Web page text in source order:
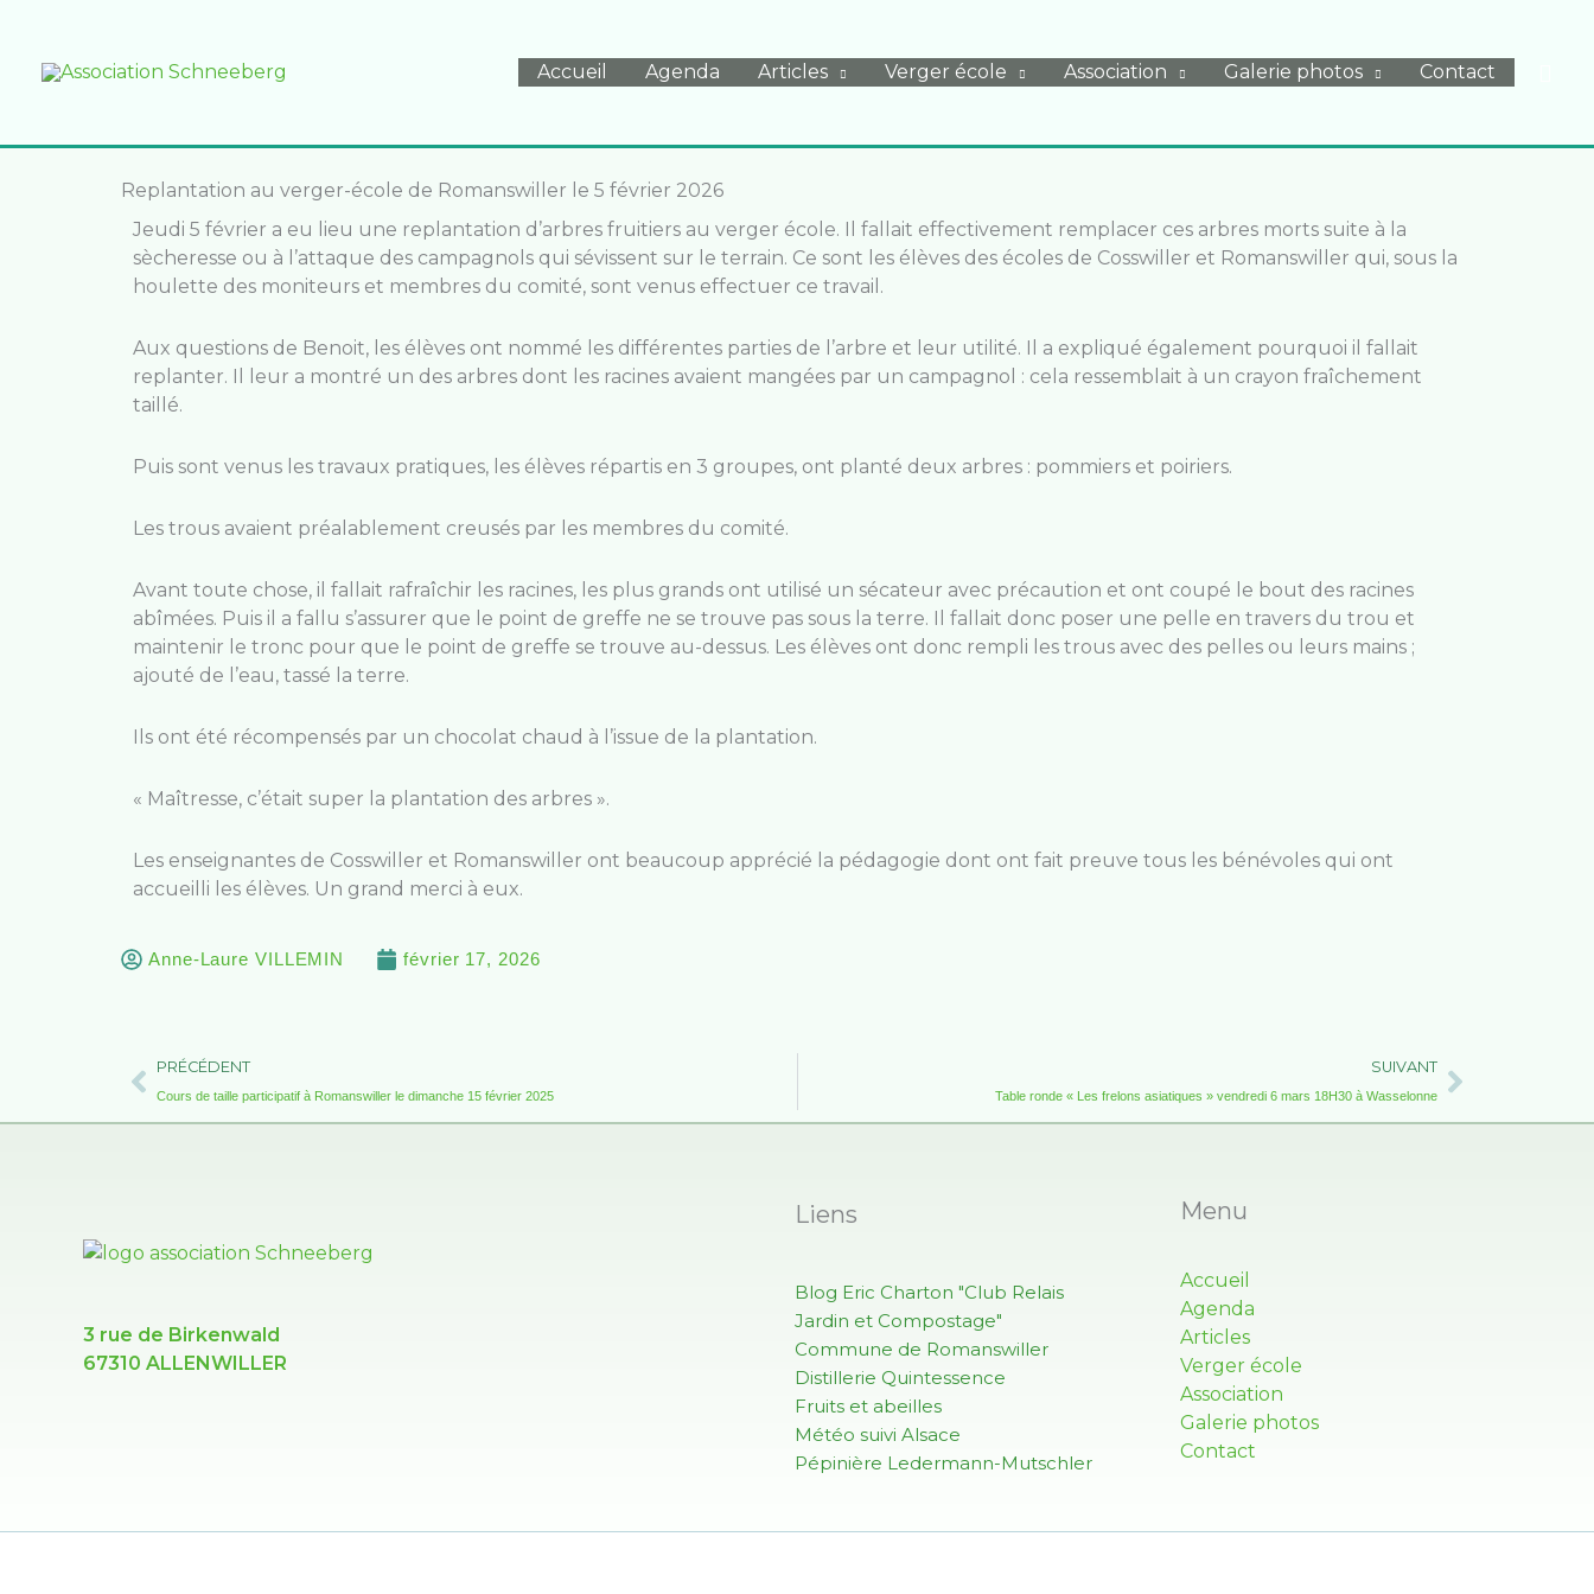
contenu
Accueil Agenda Articles Verger école Association Galerie photos Contact
Replantation au verger-école de Romanswiller le 5 février 2026
Jeudi 5 février a eu lieu une replantation d’arbres fruitiers au verger école. Il fallait effectivement remplacer ces arbres morts suite à la
sècheresse ou à l’attaque des campagnols qui sévissent sur le terrain. Ce sont les élèves des écoles de Cosswiller et Romanswiller qui, sous la
houlette des moniteurs et membres du comité, sont venus effectuer ce travail.
Aux questions de Benoit, les élèves ont nommé les différentes parties de l’arbre et leur utilité. Il a expliqué également pourquoi il fallait
replanter. Il leur a montré un des arbres dont les racines avaient mangées par un campagnol : cela ressemblait à un crayon fraîchement
taillé.
Puis sont venus les travaux pratiques, les élèves répartis en 3 groupes, ont planté deux arbres : pommiers et poiriers.
Les trous avaient préalablement creusés par les membres du comité.
Avant toute chose, il fallait rafraîchir les racines, les plus grands ont utilisé un sécateur avec précaution et ont coupé le bout des racines
abîmées. Puis il a fallu s’assurer que le point de greffe ne se trouve pas sous la terre. Il fallait donc poser une pelle en travers du trou et
maintenir le tronc pour que le point de greffe se trouve au-dessus. Les élèves ont donc rempli les trous avec des pelles ou leurs mains ;
ajouté de l’eau, tassé la terre.
Ils ont été récompensés par un chocolat chaud à l’issue de la plantation.
« Maîtresse, c’était super la plantation des arbres ».
Les enseignantes de Cosswiller et Romanswiller ont beaucoup apprécié la pédagogie dont ont fait preuve tous les bénévoles qui ont
accueilli les élèves. Un grand merci à eux.
Anne-Laure VILLEMIN février 17, 2026
Précédent
PRÉCÉDENT
Cours de taille participatif à Romanswiller le dimanche 15 février 2025
SUIVANT
Table ronde « Les frelons asiatiques » vendredi 6 mars 18H30 à Wasselonne
Suivant
3 rue de Birkenwald
67310 ALLENWILLER
Liens
Blog Eric Charton "Club Relais
Jardin et Compostage"
Commune de Romanswiller
Distillerie Quintessence
Fruits et abeilles
Météo suivi Alsace
Pépinière Ledermann-Mutschler
Menu
Accueil
Agenda
Articles
Verger école
Association
Galerie photos
Contact